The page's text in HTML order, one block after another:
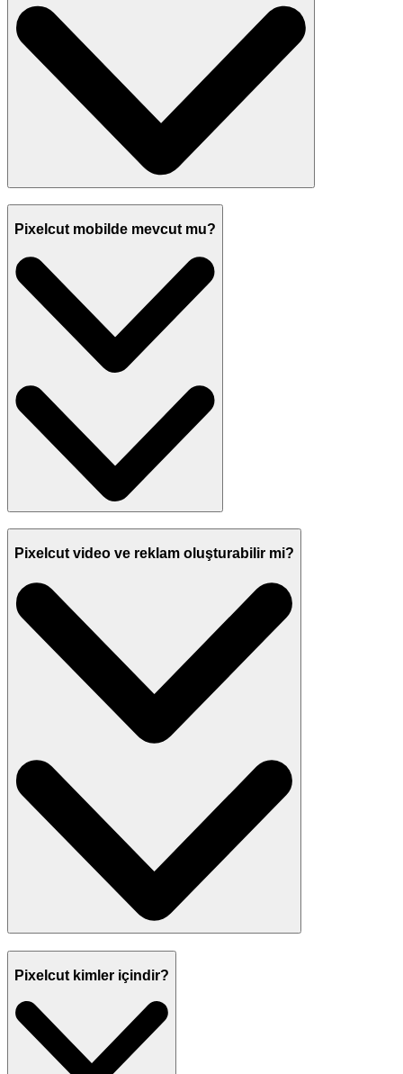
Pixelcut mobilde mevcut mu?
Pixelcut video ve reklam oluşturabilir mi?
Pixelcut kimler içindir?